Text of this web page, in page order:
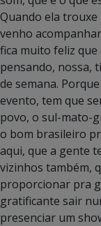
Quando ela
venho
fica muito feliz que
pensando, nossa,
de semana.
evento, tem que
povo, o sul-mato-
o bom brasileiro
aqui, que a gente
vizinhos também,
proporcionar pra
gratificante sair
presenciar um